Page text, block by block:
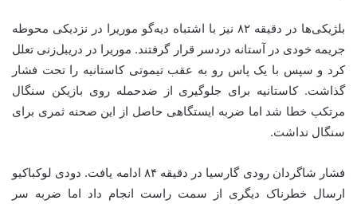
بلژیکی‌ها در دقیقه ۸۲ نیز با اشتباه دیه‌گو موریرا در نزدیکی محوطه
جریمه خودی در آستانه دردسر قرار گرفتند. موریرا در دریبل‌زنی تعلل
کرد و سپس با یک پاس رو به عقب تیموتی کاستانیه را تحت فشار
گذاشت. کاستانیه برای جلوگیری از ضدحمله روی بازیکن سنگال
مرتکب خطا شد اما ضربه ایستگاهی حاصل از این صحنه ثمری برای
سنگال نداشت.
فشار شاگردان رودی گارسیا در دقیقه ۸۴ ادامه یافت. دودی لوکباکیو
ارسال خطرناک دیگری از سمت راست انجام داد اما ضربه سر